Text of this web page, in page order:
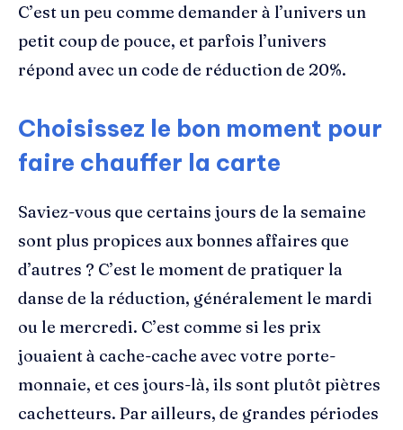
C’est un peu comme demander à l’univers un
petit coup de pouce, et parfois l’univers
répond avec un code de réduction de 20%.
Choisissez le bon moment pour
faire chauffer la carte
Saviez-vous que certains jours de la semaine
sont plus propices aux bonnes affaires que
d’autres ? C’est le moment de pratiquer la
danse de la réduction, généralement le mardi
ou le mercredi. C’est comme si les prix
jouaient à cache-cache avec votre porte-
monnaie, et ces jours-là, ils sont plutôt piètres
cachetteurs. Par ailleurs, de grandes périodes